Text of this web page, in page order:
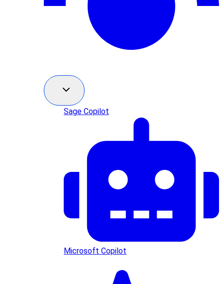
Sage Copilot
Microsoft Copilot